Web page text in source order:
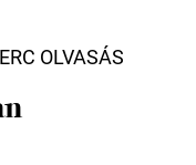
OLVASÁS